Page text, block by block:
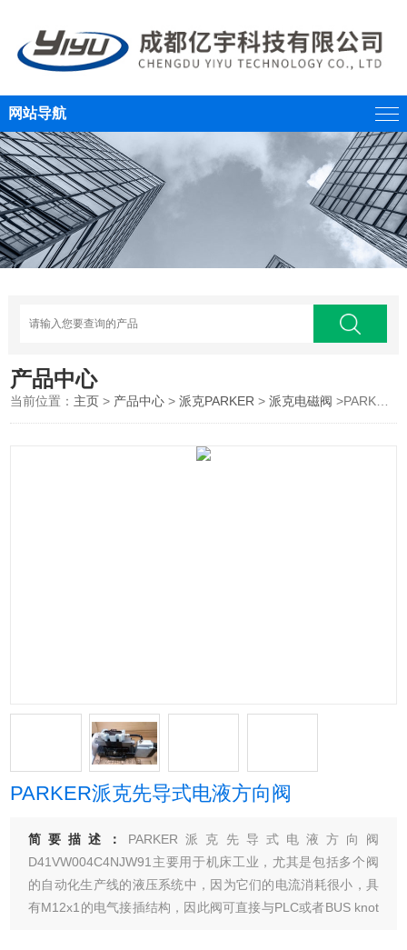
网站导航
产品中心
当前位置： 主页 > 产品中心 >派克PARKER >派克电磁阀 >PARKER派克先导式电液方向阀
PARKER派克先导式电液方向阀
简要描述： PARKER派克先导式电液方向阀
D41VW004C4NJW91主要用于机床工业，尤其是包括多个阀
的自动化生产线的液压系统中，因为它们的电流消耗很小，具
有M12x1的电气接插结构，因此阀可直接与PLC或者BUS knot